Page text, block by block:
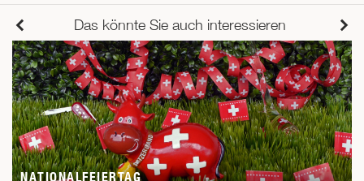
Das könnte Sie auch interessieren
NATIONALFEIERTAG